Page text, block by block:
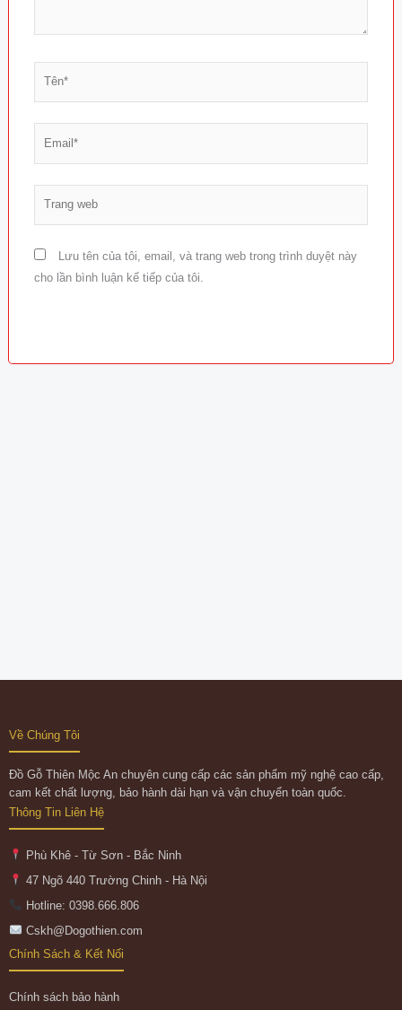
Lưu tên của tôi, email, và trang web trong trình duyệt này
cho lần bình luận kế tiếp của tôi.
Về Chúng Tôi
Đồ Gỗ Thiên Mộc An chuyên cung cấp các sản phẩm mỹ nghệ cao cấp,
cam kết chất lượng, bảo hành dài hạn và vận chuyển toàn quốc.
Thông Tin Liên Hệ
Phù Khê - Từ Sơn - Bắc Ninh
47 Ngõ 440 Trường Chinh - Hà Nội
Hotline: 0398.666.806
Cskh@Dogothien.com
Chính Sách & Kết Nối
Chính sách bảo hành